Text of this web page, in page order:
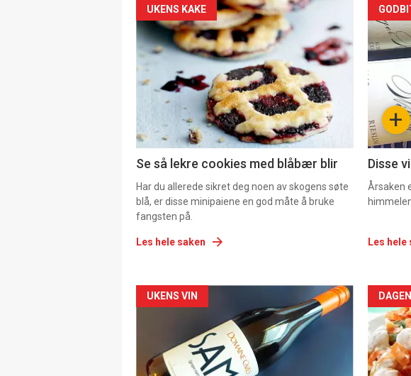
UKENS KAKE
Se så lekre cookies med blåbær blir
Har du allerede sikret deg noen av skogens søte
blå, er disse minipaiene en god måte å bruke
fangsten på.
Les hele saken
nå
2 +
Disse
Årsaken
Les hele
Forsiden
akkurat
nå
UKENS VIN
nå